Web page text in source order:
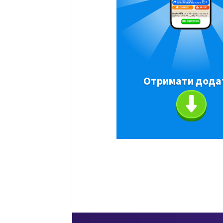
Отримати